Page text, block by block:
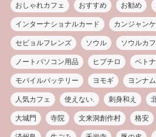
おしゃれカフェ おすすめ お勧め
インターナショナルカード カンジャン
セビョルフレンズ ソウル ソウルカ
ノートパソコン用品 ヒプチロ ベト
モバイルバッテリー ヨモギ ヨンナ
人気カフェ 使えない. 刺身和え
大城門 寺院 文来洞創作村 格安